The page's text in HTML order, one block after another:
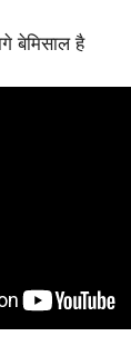
बेमिसाल है